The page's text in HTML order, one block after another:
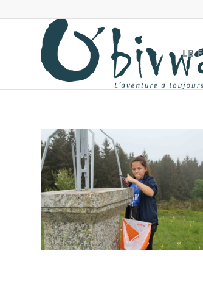
LE